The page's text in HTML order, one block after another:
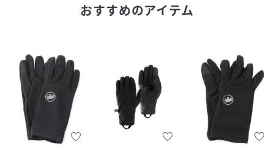
おすすめのアイテム